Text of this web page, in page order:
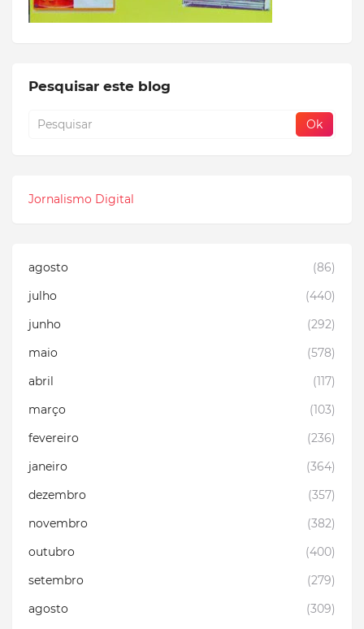
Pesquisar este blog
Jornalismo Digital
agosto
(86)
julho
(440)
junho
(292)
maio
(578)
abril
(117)
março
(103)
fevereiro
(236)
janeiro
(364)
dezembro
(357)
novembro
(382)
outubro
(400)
setembro
(279)
agosto
(309)